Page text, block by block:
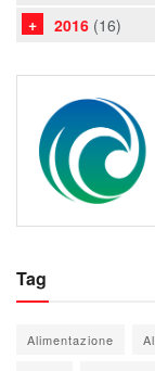
2016 (16)
Tag
Alimentazione